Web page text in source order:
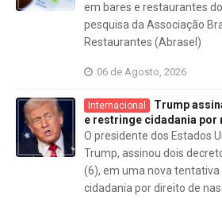
em bares e restaurantes
pesquisa da Associação
Restaurantes (Abrasel)
06 de Agosto, 2026
Internacional
Trump
e restringe cidadania por
O presidente dos Estados
Trump, assinou dois
(6), em uma nova tentativa
cidadania por direito de